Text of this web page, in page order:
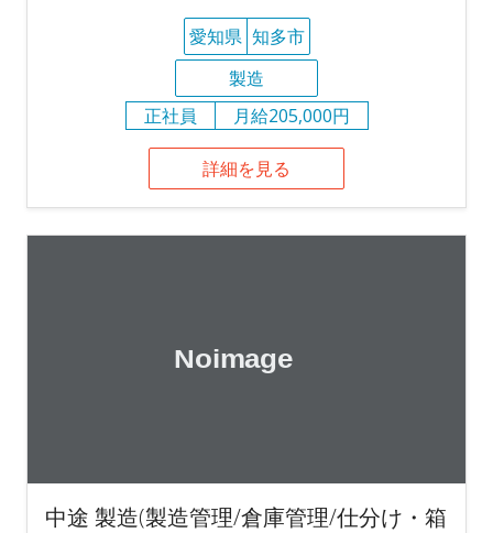
愛知県 知多市
製造
正社員
月給205,000円
詳細を見る
中途 製造(製造管理/倉庫管理/仕分け・箱